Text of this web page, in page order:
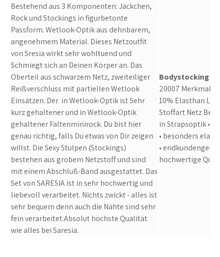
has
multiple
variants.
The
options
may
be
chosen
on
the
product
page
Bestehend aus 3 Komponenten: Jäckchen,
Rock und Stockings in figurbetonte
Passform. Wetlook-Optik aus dehnbarem,
angenehmem Material. Dieses Netzoutfit
von Sresia wirkt sehr wohltuend und
Schmiegt sich an Deinen Körper an. Das
Oberteil aus schwarzem Netz, zweiteiliger
Reißverschluss mit partiellen Wetlook
Einsätzen. Der in Wetlook-Optik ist Sehr
kurz gehaltener und in Wetlook-Optik
gehaltener Faltenminirock. Du bist hier
genau richtig, falls Du etwas von Dir zeigen
willst. Die Sexy Stulpen (Stockings)
bestehen aus grobem Netzstoff und sind
mit einem Abschluß-Band ausgestattet. Das
Set von SARESIA ist in sehr hochwertig und
liebevoll verarbeitet. Nichts zwickt - alles ist
sehr bequem denn auch die Nähte sind sehr
fein verarbeitet.Absolut höchste Qualität
wie alles bei Saresia.
Bodystocking
20007 Merkmale
10% Elasthan
Stoffart Netz
in Strapsoptik •
• besonders
•
hochwertige